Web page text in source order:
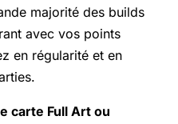
majorité des builds
avec vos points
en régularité et en
carte Full Art ou